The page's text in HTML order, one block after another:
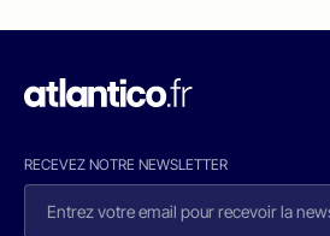
RECEVEZ NOTRE NEWSLETTER